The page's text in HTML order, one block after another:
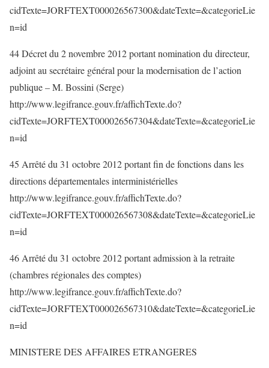
cidTexte=JORFTEXT000026567300&dateTexte=&categorieLie
n=id
44 Décret du 2 novembre 2012 portant nomination du directeur,
adjoint au secrétaire général pour la modernisation de l’action
publique – M. Bossini (Serge)
http://www.legifrance.gouv.fr/affichTexte.do?
cidTexte=JORFTEXT000026567304&dateTexte=&categorieLie
n=id
45 Arrêté du 31 octobre 2012 portant fin de fonctions dans les
directions départementales interministérielles
http://www.legifrance.gouv.fr/affichTexte.do?
cidTexte=JORFTEXT000026567308&dateTexte=&categorieLie
n=id
46 Arrêté du 31 octobre 2012 portant admission à la retraite
(chambres régionales des comptes)
http://www.legifrance.gouv.fr/affichTexte.do?
cidTexte=JORFTEXT000026567310&dateTexte=&categorieLie
n=id
MINISTERE DES AFFAIRES ETRANGERES